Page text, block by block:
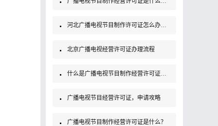
河北广播电视节目制作许可证怎么办理，需要准备什么材料？
北京广播电视经营许可证办理流程
什么是广播电视节目制作经营许可证？如何办理？
广播电视节目经营许可证，申请攻略
广播电视节目制作经营许可证是什么？